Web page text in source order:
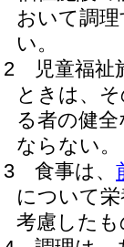
おいて調
い。
2
児童福
ときは、
る者の健
ならない。
3
食事は、
について
考慮した